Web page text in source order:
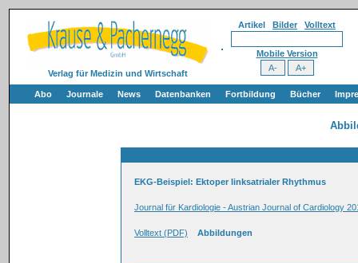
Verlag für Medizin und Wirtschaft
Artikel Bilder Volltext
Mobile Version
Abo Journale News Datenbanken Fortbildung Bücher
EKG-Beispiel: Ektoper linksatrialer Rhythmus
Journal für Kardiologie - Austrian Journal of Cardiology
Volltext (PDF) Abbildungen